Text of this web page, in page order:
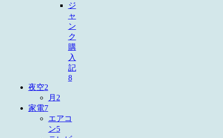
ジ
ャ
ン
ク
購
入
記
8
夜空2
月 2
家電7
エアコ
ン5